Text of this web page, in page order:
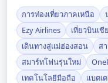
การท่องเที่ยวภาคเหนือ
Ezy Airlines
เที่ยวบินเ
เดินทางสู่แม่ฮ่องสอน
ส
สมาร์ทโฟนรุ่นใหม่
เทคโนโลยีมือถือ
แบตเ